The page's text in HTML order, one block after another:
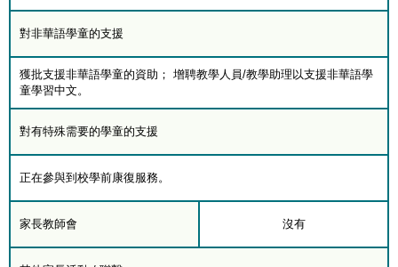
對非華語學童的支援
獲批支援非華語學童的資助； 增聘教學人員/教學助理以支援非華語學
童學習中文。
對有特殊需要的學童的支援
正在參與到校學前康復服務。
家長教師會 沒有